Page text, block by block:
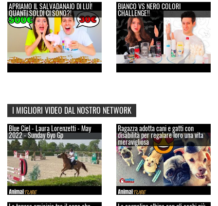
APRIAMO IL SALVADANAIO DI LUÌ!
QUANTI SOLDI CI SONO?!
BIANCO VS NERO COLORI
CHALLENGE!!
I MIGLIORI VIDEO DAL NOSTRO NETWORK
Blue Ciel - Laura Lorenzetti - May
2022 - Sunday 6yo Gp
Ragazza adotta cani e gatti con
disabilità per regalare loro una vita
meravigliosa